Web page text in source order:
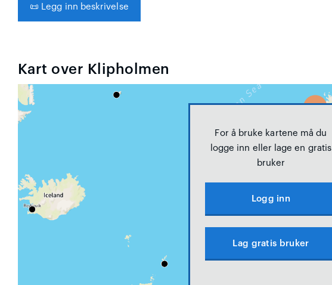
📜 Legg inn beskrivelse
Kart over Klipholmen
For å bruke kartene må du
logge inn eller lage en gratis
bruker
Logg inn
Lag gratis bruker